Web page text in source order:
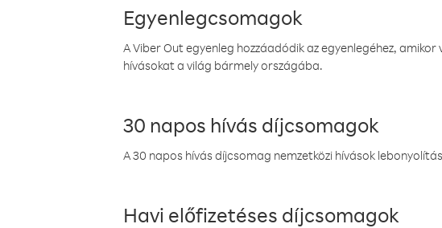
Egyenlegcsomagok
A Viber Out egyenleg hozzáadódik az egyenlegéhez,
hívásokat a világ bármely országába.
30 napos hívás díjcsomagok
A 30 napos hívás díjcsomag nemzetközi hívások
Havi előfizetéses díjcsomagok